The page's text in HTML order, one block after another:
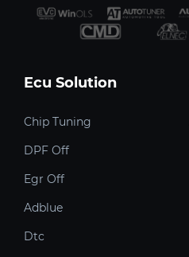
Ecu Solution
Chip Tuning
DPF Off
Egr Off
Adblue
Dtc